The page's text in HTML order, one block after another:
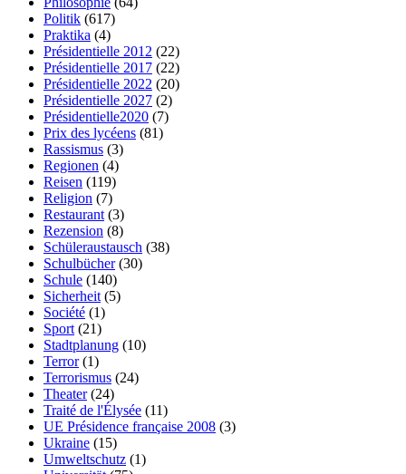
Politik (617)
Praktika (4)
Présidentielle 2012 (22)
Présidentielle 2017 (22)
Présidentielle 2022 (20)
Présidentielle 2027 (2)
Présidentielle2020 (7)
Prix des lycéens (81)
Rassismus (3)
Regionen (4)
Reisen (119)
Religion (7)
Restaurant (3)
Rezension (8)
Schüleraustausch (38)
Schulbücher(30)
Schule (140)
Sicherheit (5)
Société (1)
Sport (21)
Stadtplanung (10)
Terror(1)
Terrorismus (24)
Theater(24)
Traité de l'Élysée (11)
UE Présidence française 2008 (3)
Ukraine (15)
Umweltschutz (1)